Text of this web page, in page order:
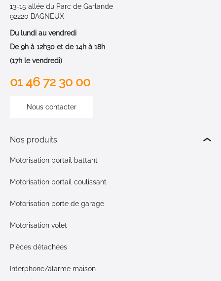
13-15 allée du Parc de Garlande
92220 BAGNEUX
Du lundi au vendredi
De 9h à 12h30 et de 14h à 18h
(17h le vendredi)
01 46 72 30 00
Nous contacter
Nos produits
Motorisation portail battant
Motorisation portail coulissant
Motorisation porte de garage
Motorisation volet
Pièces détachées
Interphone/alarme maison